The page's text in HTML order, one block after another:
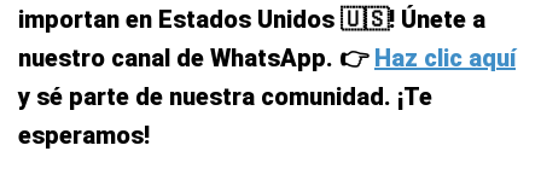
importan en Estados Unidos 🇺🇸! Únete a
nuestro canal de WhatsApp. 👉 Haz clic aquí
y sé parte de nuestra comunidad. ¡Te
esperamos!